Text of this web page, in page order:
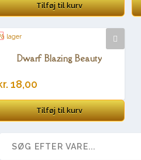
Tilføj til kurv
lager
Dwarf Blazing Beauty
18,00
Tilføj til kurv